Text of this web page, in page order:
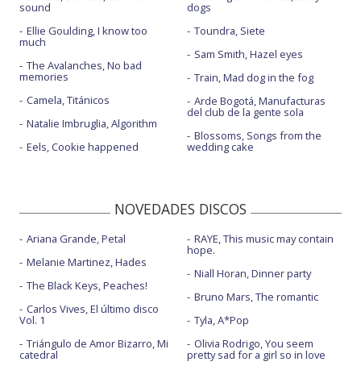
sound
Ellie Goulding, I know too
much
The Avalanches, No bad
memories
Camela, Titánicos
Natalie Imbruglia, Algorithm
Eels, Cookie happened
dogs
Toundra, Siete
Sam Smith, Hazel eyes
Train, Mad dog in the fog
Arde Bogotá, Manufacturas
del club de la gente sola
Blossoms, Songs from the
wedding cake
NOVEDADES DISCOS
Ariana Grande, Petal
Melanie Martinez, Hades
The Black Keys, Peaches!
Carlos Vives, El último disco
Vol. 1
Triángulo de Amor Bizarro, Mi
catedral
RAYE, This music may contain
hope.
Niall Horan, Dinner party
Bruno Mars, The romantic
Tyla, A*Pop
Olivia Rodrigo, You seem
pretty sad for a girl so in love